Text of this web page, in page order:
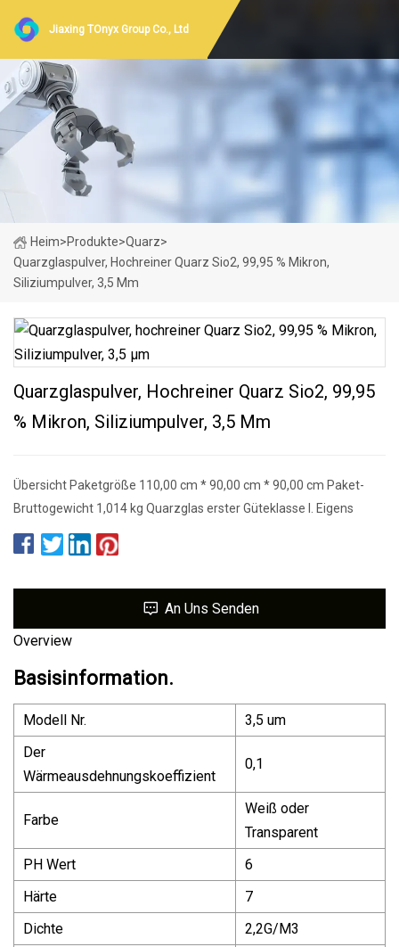
Jiaxing TOnyx Group Co., Ltd
Heim>Produkte>Quarz>
Quarzglaspulver, Hochreiner Quarz Sio2, 99,95 % Mikron,
Siliziumpulver, 3,5 Μm
Quarzglaspulver, Hochreiner Quarz Sio2, 99,95
% Mikron, Siliziumpulver, 3,5 Μm
Übersicht Paketgröße 110,00 cm * 90,00 cm * 90,00 cm Paket-
Bruttogewicht 1,014 kg Quarzglas erster Güteklasse I. Eigens
An Uns Senden
Overview
Basisinformation.
Modell Nr.
3,5 um
Der
Wärmeausdehnungskoeffizient
0,1
Farbe
Weiß oder
Transparent
PH Wert
6
Härte
7
Dichte
2,2G/M3